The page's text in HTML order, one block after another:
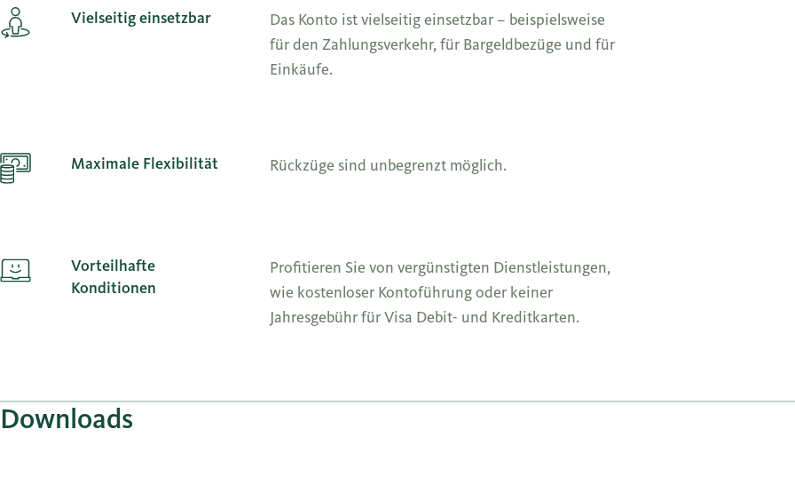
Vielseitig einsetzbar
Das Konto ist vielseitig einsetzbar – beispielsweise
für den Zahlungsverkehr, für Bargeldbezüge und für
Einkäufe.
Maximale Flexibilität Rückzüge sind unbegrenzt möglich.
Vorteilhafte
Konditionen
Profitieren Sie von vergünstigten Dienstleistungen,
wie kostenloser Kontoführung oder keiner
Jahresgebühr für Visa Debit- und Kreditkarten.
Downloads